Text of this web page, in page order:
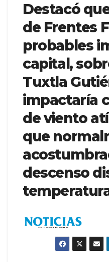
Destacó
de Frentes
probables
capital,
Tuxtla
impactaría
de viento
que
descenso